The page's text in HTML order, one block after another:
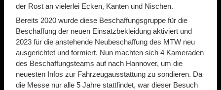
der Rost an vielerlei Ecken, Kanten und Nischen.
Bereits 2020 wurde diese Beschaffungsgruppe für die
Beschaffung der neuen Einsatzbekleidung aktiviert und
2023 für die anstehende Neubeschaffung des MTW neu
ausgerichtet und formiert. Nun machten sich 4 Kameraden
des Beschaffungsteams auf nach Hannover, um die
neuesten Infos zur Fahrzeugausstattung zu sondieren. Da
die Messe nur alle 5 Jahre stattfindet, war dieser Besuch